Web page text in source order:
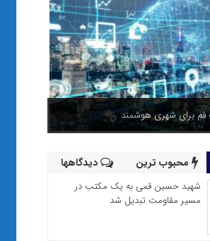
برای شهری هوشمند
محبوب ترین دیدگاهها
شهید حسین قمی به یک مکتب در
مسیر مقاومت تبدیل شد